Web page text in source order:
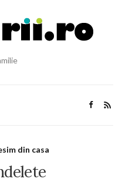
din casa